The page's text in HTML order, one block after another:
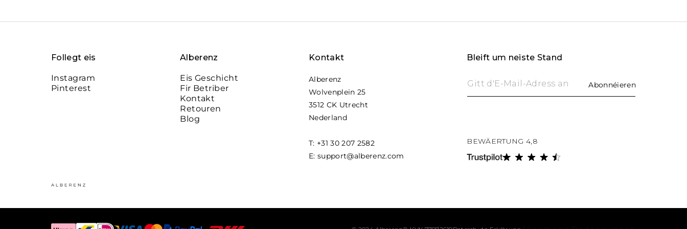
Follegt eis
Instagram
Pinterest
Alberenz
Eis Geschicht
Fir Betriber
Kontakt
Retouren
Blog
Kontakt
Alberenz
Wolvenplein 25
3512 CK Utrecht
Nederland
T: +31 30 207 2582
E: support@alberenz.com
Bleift um neiste Stand
Gitt d'E-Mail-Adress an Abonnéieren
BEWÄERTUNG 4,8